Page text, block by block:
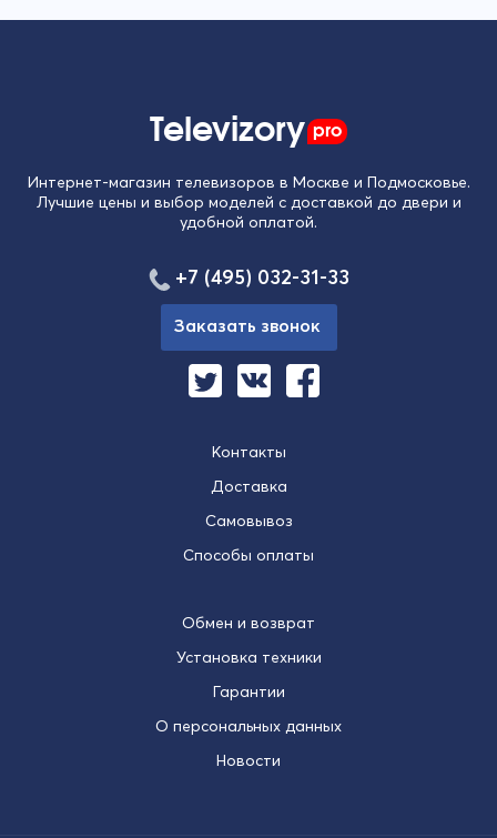
Televizory pro
Интернет-магазин телевизоров в Москве и Подмосковье.
Лучшие цены и выбор моделей с доставкой до двери и
удобной оплатой.
Контакты
Доставка
Самовывоз
Способы оплаты
Обмен и возврат
Установка техники
Гарантии
О персональных данных
Новости
+7 (495) 032-31-33
Заказать звонок